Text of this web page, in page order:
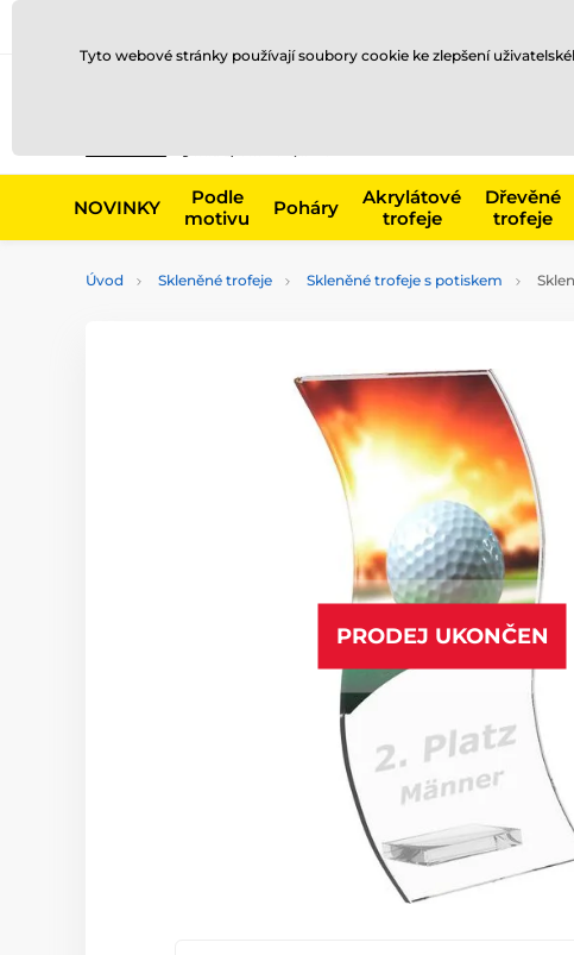
NOVINKY
Podle
motivu
Poháry
Akrylátové
trofeje
Dřevěné
trofeje
Úvod Skleněné trofeje Skleněné trofeje s potiskem
PRODEJ UKONČEN
Tyto webové stránky používají soubory cookie ke zlepšení